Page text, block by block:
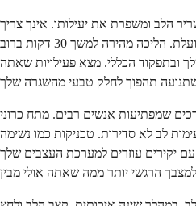
הלב ומשפרת את יעילותו. אינך צריך
אימונים אינטנסיביים כדי להפיק תועלת. הליכה מהירה למשך 30 דקות ברוב
ובתפקוד הכללי. מצא פעילויות שאתה
שמפתיעות אנשים רבים. מתח כרוני
לב לא סדירות. טכניקות כמו נשימה
יקירים עוזרים למערכת העצבים שלך